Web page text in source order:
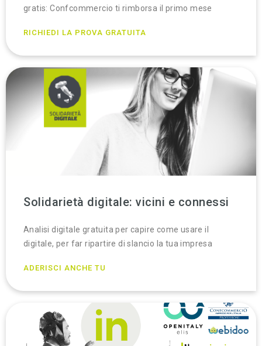
gratis: Confcommercio ti rimborsa il primo mese
RICHIEDI LA PROVA GRATUITA
Solidarietà digitale: vicini e connessi
Analisi digitale gratuita per capire come usare il
digitale, per far ripartire di slancio la tua impresa
ADERISCI ANCHE TU